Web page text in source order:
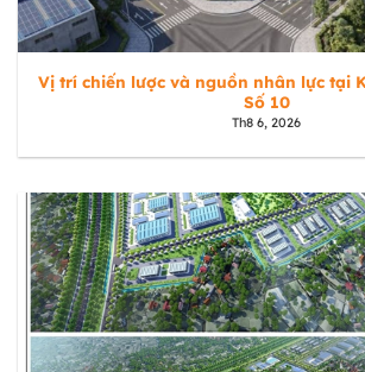
Vị trí chiến lược và nguồn nhân lực tại
Số 10
Th8 6, 2026